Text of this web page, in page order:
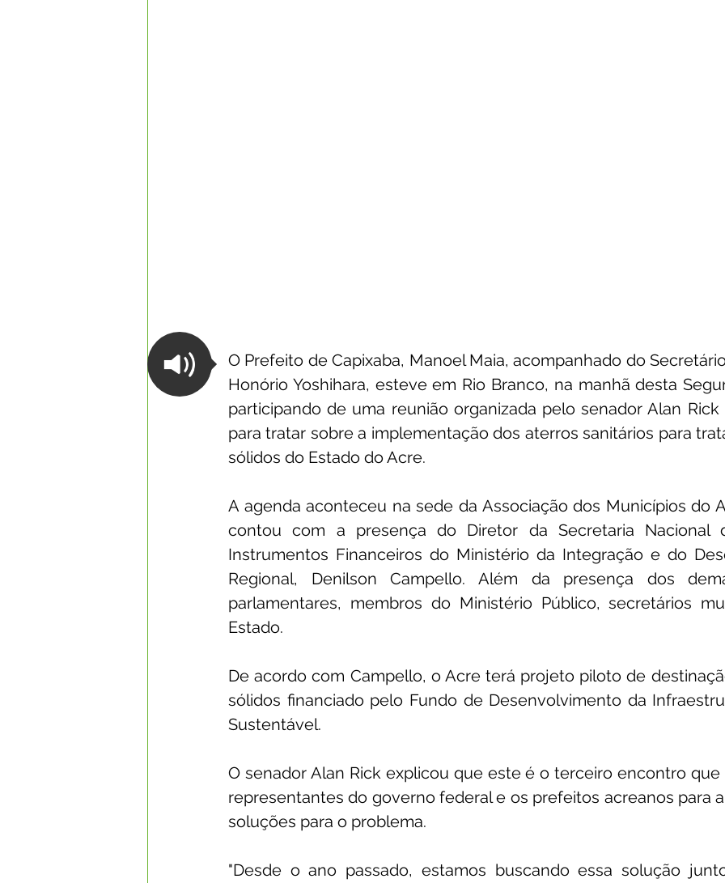
O Prefeito de Capixaba, Manoel Maia, acompanhado do
Honório Yoshihara, esteve em Rio Branco, na manhã desta
participando de uma reunião organizada pelo senador Alan Rick
para tratar sobre a implementação dos aterros sanitários para
sólidos do Estado do Acre.
A agenda aconteceu na sede da Associação dos Municípios do
contou com a presença do Diretor da Secretaria Nacional
Instrumentos Financeiros do Ministério da Integração e do
Regional, Denilson Campello. Além da presença dos
parlamentares, membros do Ministério Público, secretários
Estado.
De acordo com Campello, o Acre terá projeto piloto de
sólidos financiado pelo Fundo de Desenvolvimento da
Sustentável.
O senador Alan Rick explicou que este é o terceiro encontro que
representantes do governo federal e os prefeitos acreanos para
soluções para o problema.
"Desde o ano passado, estamos buscando essa solução